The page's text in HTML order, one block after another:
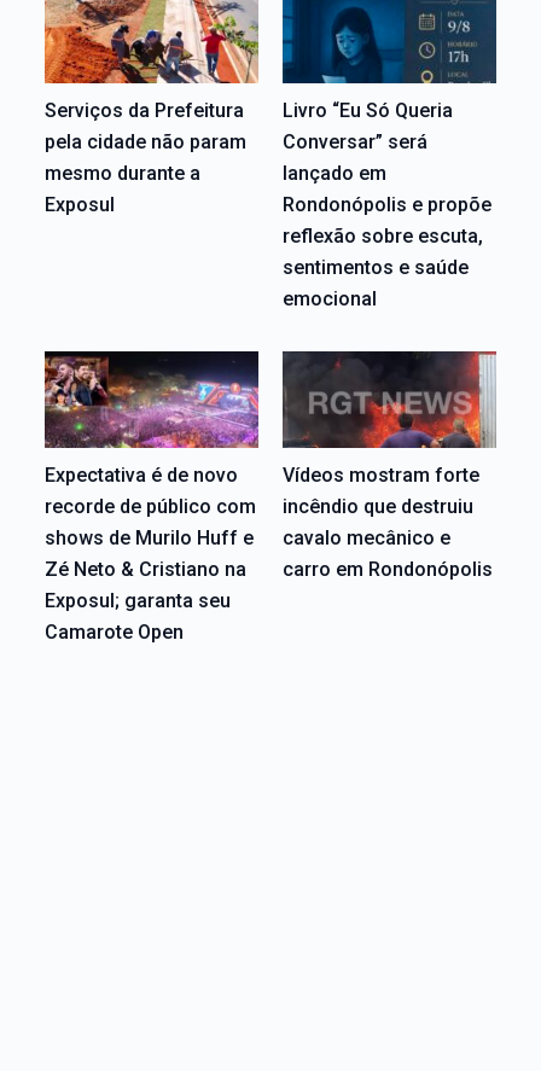
Serviços da Prefeitura
pela cidade não param
mesmo durante a
Exposul
Livro “Eu Só Queria
Conversar” será
lançado em
Rondonópolis e propõe
reflexão sobre escuta,
sentimentos e saúde
emocional
Expectativa é de novo
recorde de público com
shows de Murilo Huff e
Zé Neto & Cristiano na
Exposul; garanta seu
Camarote Open
Vídeos mostram forte
incêndio que destruiu
cavalo mecânico e
carro em Rondonópolis